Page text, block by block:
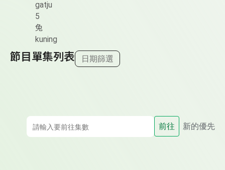
gatju
5
兔
kuning
節目單集列表 日期篩選
前往 新的優先